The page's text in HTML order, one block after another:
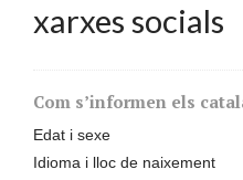
xarxes socials
Com s’informen els
Edat i sexe
Idioma i lloc de naixement